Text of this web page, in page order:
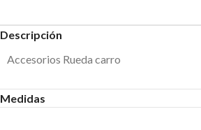
Descripción
Accesorios Rueda carro
Medidas